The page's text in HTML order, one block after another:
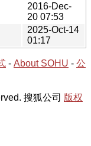
2016-Dec-
20 07:53
2025-Oct-14
01:17
- About SOHU - 公
搜狐公司 版权